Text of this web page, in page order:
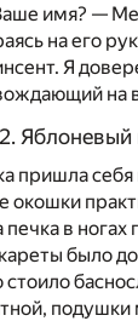
имя? —
на его
Я
на
Яблоневый
пришла себя
окошки
печка в
было
стоило
подушки